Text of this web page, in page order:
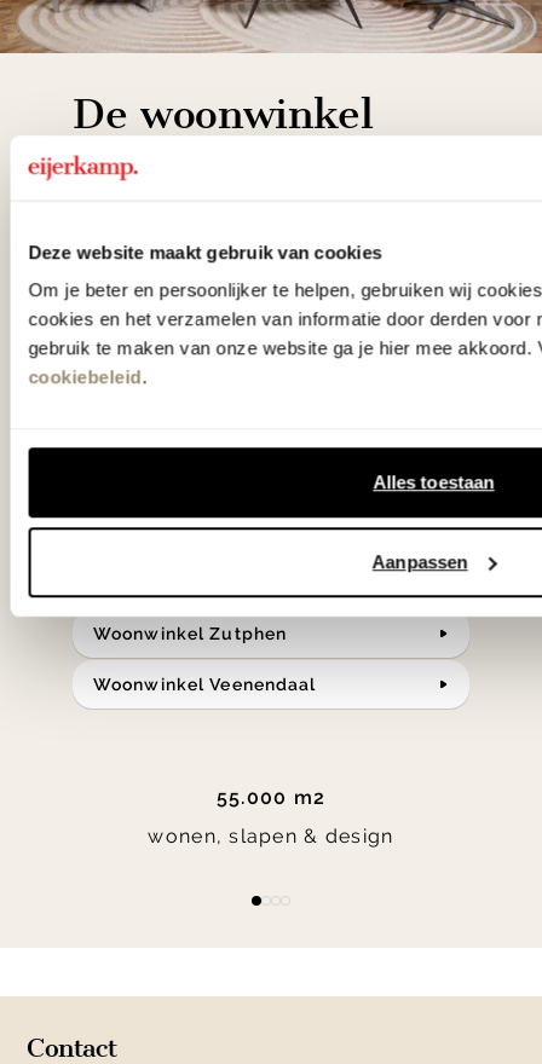
Deze website maakt gebruik van cookies
Om je beter en persoonlijker te helpen, gebruiken wij
cookies en het verzamelen van informatie door derden voor
gebruik te maken van onze website ga je hier mee akkoord.
cookiebeleid.
Alles toestaan
Aanpassen
De woonwinkel
gezien op tv!
'Weer verliefd op je huis' niet? We
hebben met liefde de mooiste woon-,
slaap- en designcollecties
samengesteld met de mooiste
in verrassende materialen en kleuren!
Bekijk onze openingstijden en
Woonwinkel Zutphen
Woonwinkel Veenendaal
55.000 m2
wonen, slapen & design
Contact